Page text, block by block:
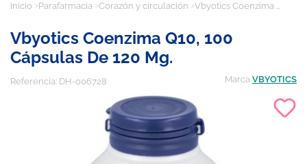
Inicio Parafarmacia Corazón y circulación Vbyotics Coenzima Q10, 100 cápsulas de 120 mg.
Vbyotics Coenzima Q10, 100
Cápsulas De 120 Mg.
Referencia: DH-006728 Marca VBYOTICS